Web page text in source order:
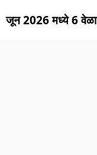
जून 2026 मध्ये 6 वेळा